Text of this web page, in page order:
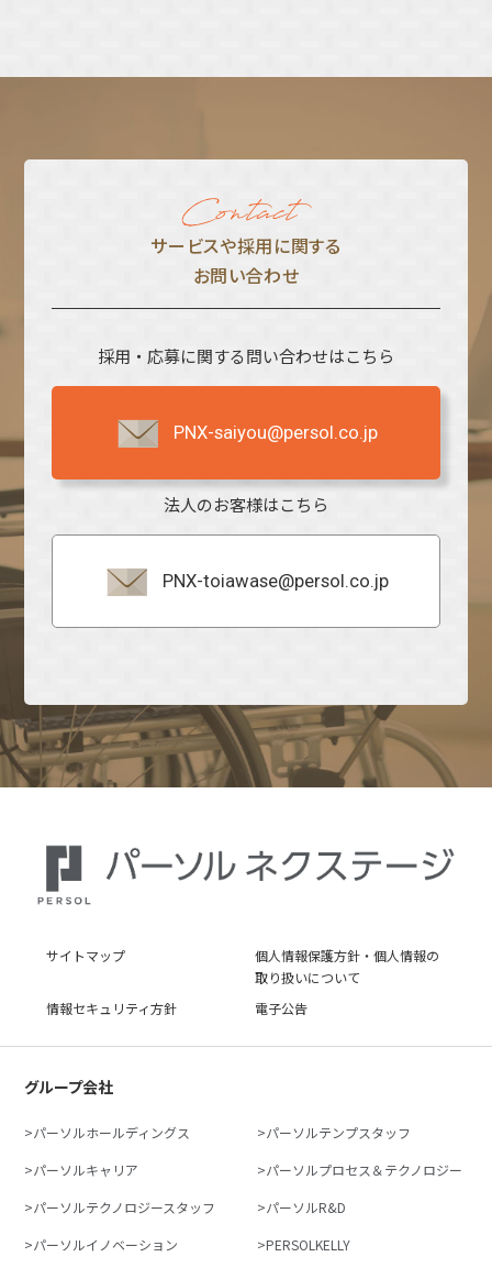
サービスや採⽤に関する
お問い合わせ
採用・応募に関する問い合わせはこちら
PNX-saiyou@persol.co.jp
法人のお客様はこちら
PNX-toiawase@persol.co.jp
サイトマップ
個人情報保護方針・個人情報の
取り扱いについて
情報セキュリティ方針
電子公告
グループ会社
パーソルホールディングス
パーソルテンプスタッフ
パーソルキャリア
パーソルプロセス＆テクノロジー
パーソルテクノロジースタッフ
パーソルR&D
パーソルイノベーション
PERSOLKELLY